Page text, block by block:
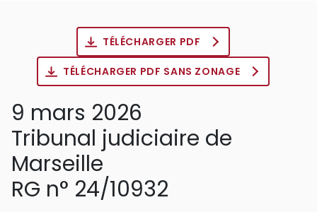
TÉLÉCHARGER PDF
TÉLÉCHARGER PDF SANS ZONAGE
9 mars 2026
Tribunal judiciaire de
Marseille
RG n° 24/10932